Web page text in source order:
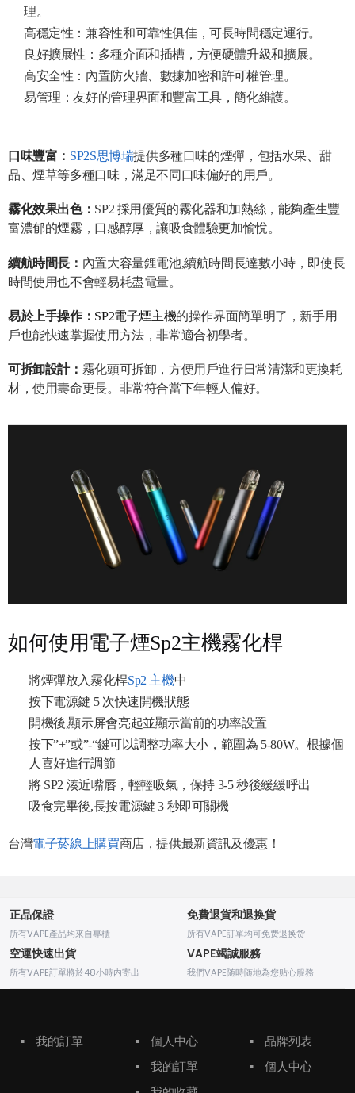
理。
高穩定性：兼容性和可靠性俱佳，可長時間穩定運行。
良好擴展性：多種介面和插槽，方便硬體升級和擴展。
高安全性：內置防火牆、數據加密和許可權管理。
易管理：友好的管理界面和豐富工具，簡化維護。
口味豐富： SP2S思博瑞提供多種口味的煙彈，包括水果、甜
品、煙草等多種口味，滿足不同口味偏好的用戶。
霧化效果出色： SP2 採用優質的霧化器和加熱絲，能夠產生豐
富濃郁的煙霧，口感醇厚，讓吸食體驗更加愉悅。
續航時間長： 內置大容量鋰電池,續航時間長達數小時，即使長
時間使用也不會輕易耗盡電量。
易於上手操作： SP2電子煙主機的操作界面簡單明了，新手用
戶也能快速掌握使用方法，非常適合初學者。
可拆卸設計： 霧化頭可拆卸，方便用戶進行日常清潔和更換耗
材，使用壽命更長。非常符合當下年輕人偏好。
如何使用電子煙Sp2主機霧化桿
將煙彈放入霧化桿Sp2 主機中
按下電源鍵 5 次快速開機狀態
開機後,顯示屏會亮起並顯示當前的功率設置
按下”+”或”-“鍵可以調整功率大小，範圍為 5-80W。根據個
人喜好進行調節
將 SP2 湊近嘴唇，輕輕吸氣，保持 3-5 秒後緩緩呼出
吸食完畢後,長按電源鍵 3 秒即可關機
台灣電子菸線上購買商店，提供最新資訊及優惠！
正品保證
所有VAPE產品均來自專櫃
免費退貨和退换貨
所有VAPE訂單均可免费退换货
空運快速出貨
所有VAPE訂單將於48小時内寄出
VAPE竭誠服務
我們VAPE随時随地為您贴心服務
▪ 我的訂單 ▪
個人中心
▪
我的訂單
▪
品牌列表
▪
個人中心